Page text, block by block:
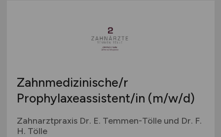
Zahnmedizinische/r
Prophylaxeassistent/in (m/w/d)
Zahnarztpraxis Dr. E. Temmen-Tölle und Dr. F.
H. Tölle